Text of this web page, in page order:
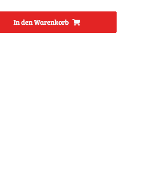
In den Warenkorb